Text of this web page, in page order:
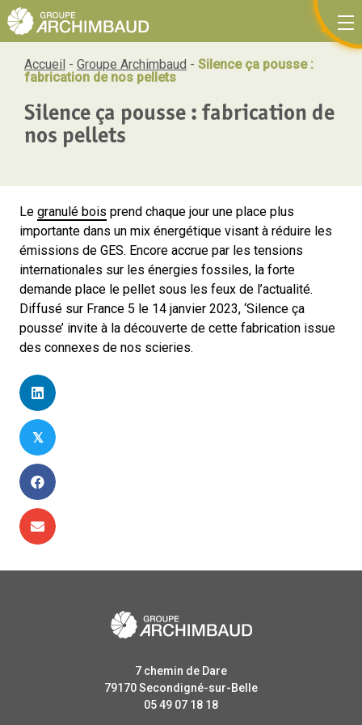
FR
Accueil - Groupe Archimbaud - Silence ça pousse :
fabrication de nos pellets
Silence ça pousse : fabrication de
nos pellets
Le granulé bois prend chaque jour une place plus
importante dans un mix énergétique visant à réduire les
émissions de GES. Encore accrue par les tensions
internationales sur les énergies fossiles, la forte
demande place le pellet sous les feux de l’actualité.
Diffusé sur France 5 le 14 janvier 2023, ‘Silence ça
pousse’ invite à la découverte de cette fabrication issue
des connexes de nos scieries.
𝕏
7 chemin de Dare
79170Secondigné-sur-Belle
05 49 07 18 18
Panneau de gestion des cookies